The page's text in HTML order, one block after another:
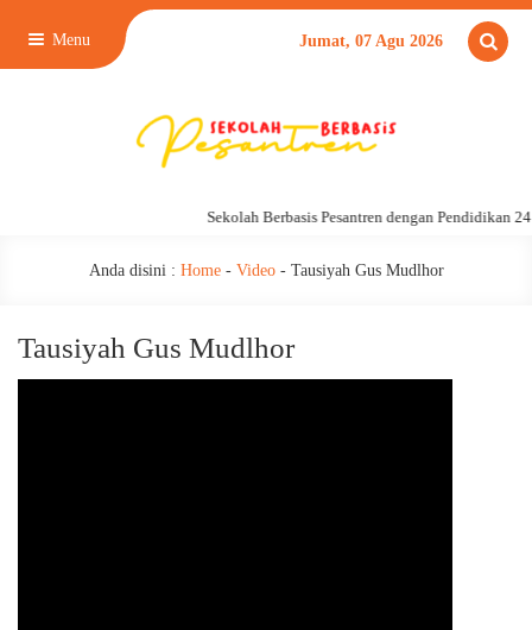
Menu Jumat, 07 Agu 2026
Sekolah Berbasis Pesantren dengan Pendidikan
Anda disini : Home- Video- Tausiyah Gus Mudlhor
Tausiyah Gus Mudlhor